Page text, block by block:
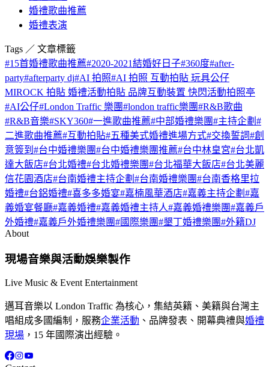
婚禮歌曲推薦
婚禮表演
Tags ／ 文章標籤
#15首婚禮歌曲推薦#2020-2021結婚好日子#360度#after-
party#afterparty dj#AI 拍照#AI 拍照 互動拍貼 玩具公仔
MIROCK 拍貼 婚禮活動拍貼 品牌互動裝置 快閃活動拍照亭
#AI公仔#London Traffic 樂團#london traffic樂團#R&B歌曲
#R&B音樂#SKY360#一進歌曲推薦#中部婚禮樂團#主持企劃 #
二進歌曲推薦#互動拍貼#五種美式婚禮進場方式#交換誓詞#創
意簽到 #台中婚禮樂團#台中婚禮樂團推薦#台中林皇宮#台北凱
達大飯店#台北婚禮#台北婚禮樂團#台北福華大飯店#台北美麗
信花園酒店#台南婚禮主持企劃 #台南婚禮樂團#台南香格里拉
婚禮#台鋁婚禮#喜多多婚宴#嘉楠風華酒店#嘉義主持企劃 #嘉
義婚宴餐廳#嘉義婚禮#嘉義婚禮主持人#嘉義婚禮樂團#嘉義戶
外婚禮#嘉義戶外婚禮樂團#國際樂團#墾丁婚禮樂團#外籍DJ
About
現場音樂與活動娛樂製作
Live Music & Event Entertainment
邁耳音樂以 London Traffic 為核心，集結英籍、美籍與台灣主
唱組成多國編制，服務企業活動 、品牌發表、開幕典禮與婚禮
現場 ，15 年國際演出經驗。